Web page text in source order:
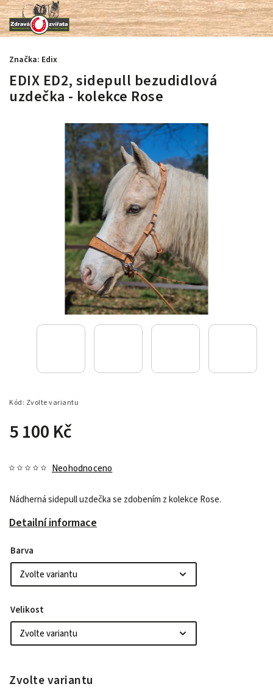
EDIX ED2, sidepull bezudidlová
uzdečka - kolekce Rose
Kód: Zvolte variantu
5 100 Kč
Neohodnoceno
Nádherná sidepull uzdečka se zdobením z kolekce Rose.
Detailní informace
Značka: Edix
Barva
Velikost
Zvolte variantu